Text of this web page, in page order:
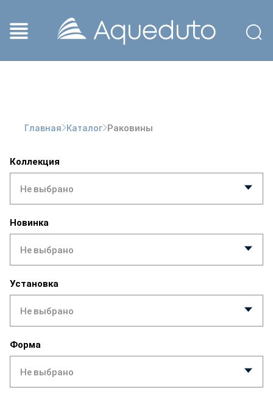
Главная Каталог Раковины
Коллекция
Не выбрано
Новинка
Не выбрано
Установка
Не выбрано
Форма
Не выбрано